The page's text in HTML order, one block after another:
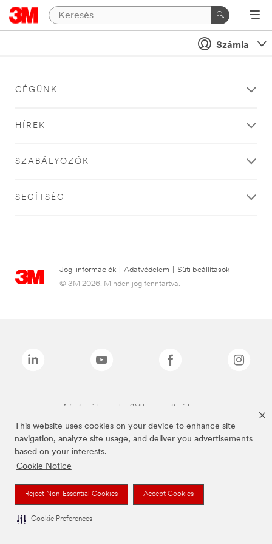
This website uses cookies on your device to enhance site
navigation, analyze site usage, and deliver you advertisements
based on your interests.
Cookie Notice
Reject Non-Essential Cookies Accept Cookies
Cookie Preferences
Számla
CÉGÜNK
HÍREK
SZABÁLYOZÓK
SEGÍTSÉG
Jogi információk Adatvédelem
Süti beállítások
© 3M 2026. Minden jog fenntartva.
A fenti márkanevek a 3M bejegyzett védjegyei.